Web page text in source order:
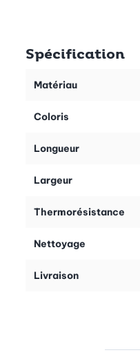
il suffit de le rincer ou de le
Suggestion: le dessous-
Spécification
Matériau
Coloris
Longueur
Largeur
Thermorésistance
Nettoyage
Livraison